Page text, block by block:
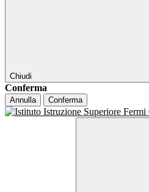
Chiudi
Conferma
Annulla Conferma